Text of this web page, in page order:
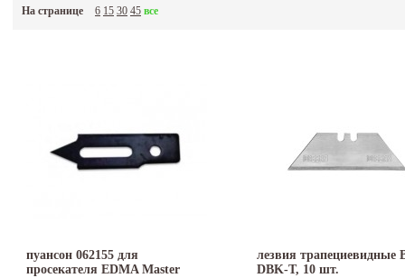
На странице 6 15 30 45 все
пуансон 062155 для
просекателя EDMA Master
лезвия трапециевидные
DBK-T, 10 шт.